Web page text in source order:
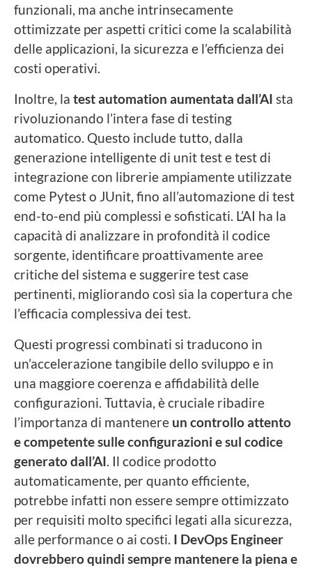
funzionali, ma anche intrinsecamente
ottimizzate per aspetti critici come la scalabilità
delle applicazioni, la sicurezza e l’efficienza dei
costi operativi.
Inoltre, la test automation aumentata dall’AI sta
rivoluzionando l’intera fase di testing
automatico. Questo include tutto, dalla
generazione intelligente di unit test e test di
integrazione con librerie ampiamente utilizzate
come Pytest o JUnit, fino all’automazione di test
end-to-end più complessi e sofisticati. L’AI ha la
capacità di analizzare in profondità il codice
sorgente, identificare proattivamente aree
critiche del sistema e suggerire test case
pertinenti, migliorando così sia la copertura che
l’efficacia complessiva dei test.
Questi progressi combinati si traducono in
un’accelerazione tangibile dello sviluppo e in
una maggiore coerenza e affidabilità delle
configurazioni. Tuttavia, è cruciale ribadire
l’importanza di mantenere un controllo attento
e competente sulle configurazioni e sul codice
generato dall’AI. Il codice prodotto
automaticamente, per quanto efficiente,
potrebbe infatti non essere sempre ottimizzato
per requisiti molto specifici legati alla sicurezza,
alle performance o ai costi. I DevOps Engineer
dovrebbero quindi sempre mantenere la piena e